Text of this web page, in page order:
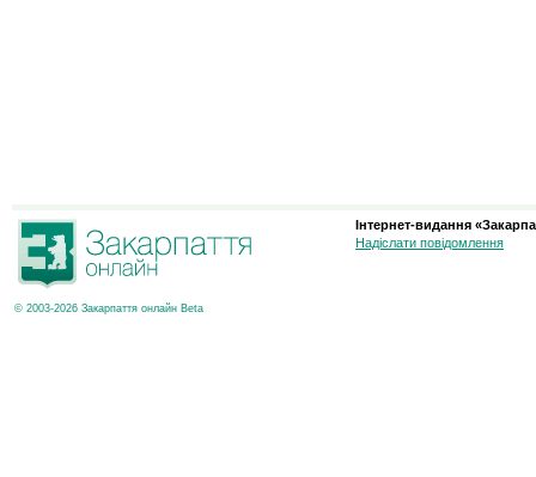
© 2003-2026 Закарпаття онлайн Beta
Інтернет-видання
Надіслати повідомлення